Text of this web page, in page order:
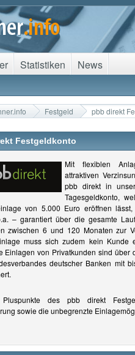
Festgeld pbb direkt
Festgeldkonto
Mit flexiblen
attraktiven
pbb direkt in
Tagesgeldkonto,
von 5.000 Euro eröffnen
– garantiert über die gesamte
zwischen 6 und 120 Monaten zur
muss sich zudem kein Kunde
Einlagen von Privatkunden sind über
deutscher Banken mit
Pluspunkte des pbb direkt
sowie die unbegrenzte
Statistiken News